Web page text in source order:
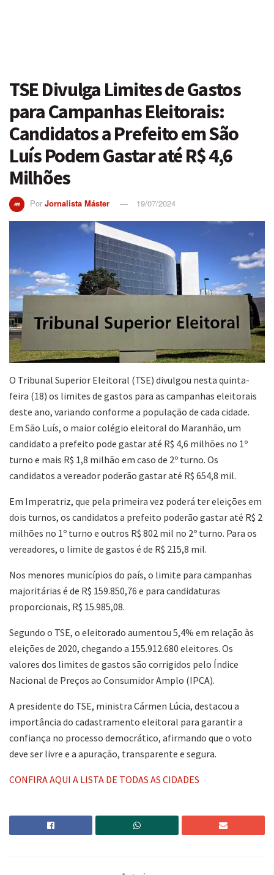
TSE Divulga Limites de Gastos
para Campanhas Eleitorais:
Candidatos a Prefeito em São
Luís Podem Gastar até R$ 4,6
Milhões
Por Jornalista Máster 19/07/2024
O Tribunal Superior Eleitoral (TSE) divulgou nesta quinta-
feira (18) os limites de gastos para as campanhas eleitorais
deste ano, variando conforme a população de cada cidade.
Em São Luís, o maior colégio eleitoral do Maranhão, um
candidato a prefeito pode gastar até R$ 4,6 milhões no 1º
turno e mais R$ 1,8 milhão em caso de 2º turno. Os
candidatos a vereador poderão gastar até R$ 654,8 mil.
Em Imperatriz, que pela primeira vez poderá ter eleições em
dois turnos, os candidatos a prefeito poderão gastar até R$ 2
milhões no 1º turno e outros R$ 802 mil no 2º turno. Para os
vereadores, o limite de gastos é de R$ 215,8 mil.
Nos menores municípios do país, o limite para campanhas
majoritárias é de R$ 159.850,76 e para candidaturas
proporcionais, R$ 15.985,08.
Segundo o TSE, o eleitorado aumentou 5,4% em relação às
eleições de 2020, chegando a 155.912.680 eleitores. Os
valores dos limites de gastos são corrigidos pelo Índice
Nacional de Preços ao Consumidor Amplo (IPCA).
A presidente do TSE, ministra Cármen Lúcia, destacou a
importância do cadastramento eleitoral para garantir a
confiança no processo democrático, afirmando que o voto
deve ser livre e a apuração, transparente e segura.
CONFIRA AQUI A LISTA DE TODAS AS CIDADES